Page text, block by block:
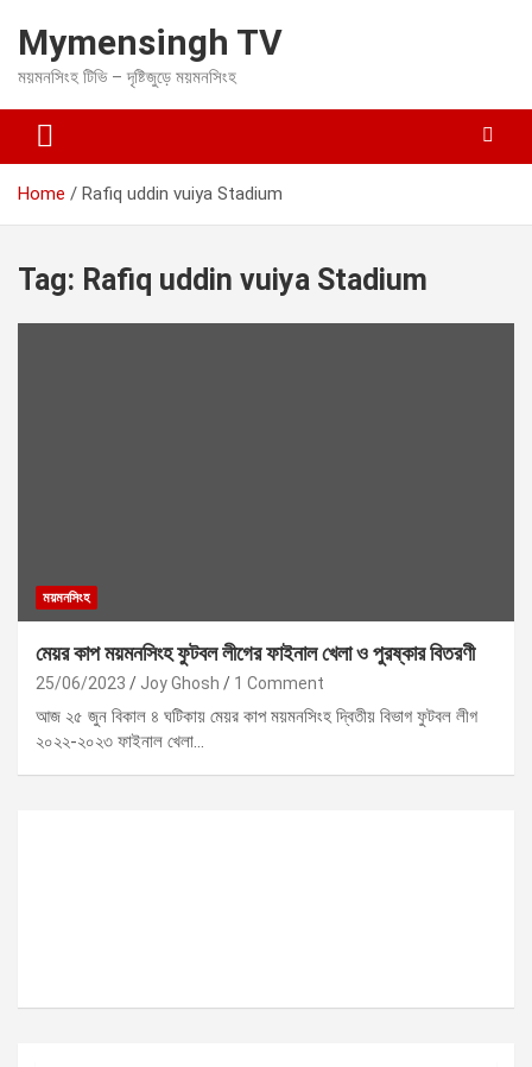
t
c
Mymensingh TV
ময়মনসিংহ টিভি – দৃষ্টিজুড়ে ময়মনসিংহ
Home Rafiq uddin vuiya Stadium
Tag: Rafiq uddin vuiya Stadium
ময়মনসিংহ
মেয়র কাপ ময়মনসিংহ ফুটবল লীগের ফাইনাল খেলা ও পুরষ্কার বিতরণী
25/06/2023 Joy Ghosh 1 Comment
আজ ২৫ জুন বিকাল ৪ ঘটিকায় মেয়র কাপ ময়মনসিংহ দ্বিতীয় বিভাগ ফুটবল লীগ
২০২২-২০২৩ ফাইনাল খেলা…